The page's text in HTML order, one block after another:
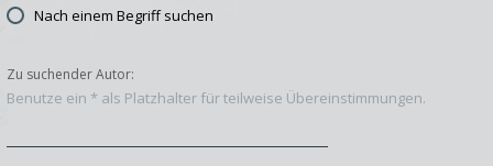
Nach einem Begriff suchen
Zu suchender Autor:
Benutze ein * als Platzhalter für teilweise Übereinstimmungen.